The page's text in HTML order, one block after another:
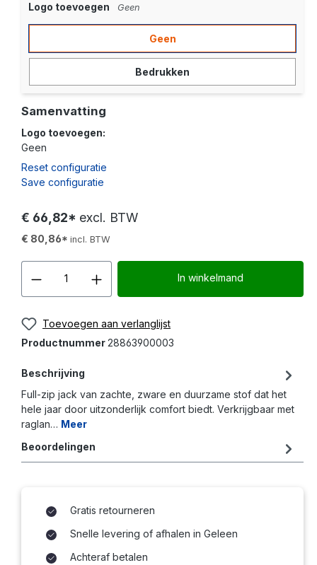
Logo toevoegen Geen
Geen
Bedrukken
Samenvatting
Logo toevoegen:
Geen
Reset configuratie
Save configuratie
€ 66,82* excl. BTW
€ 80,86* incl. BTW
Producthoeveelheid:
In winkelmand
Toevoegen aan verlanglijst
Productnummer28863900003
Beschrijving
Full-zip jack van zachte, zware en duurzame stof dat het
hele jaar door uitzonderlijk comfort biedt. Verkrijgbaar met
raglan… Meer
Beoordelingen
Gratis retourneren
Snelle levering of afhalen in Geleen
Achteraf betalen